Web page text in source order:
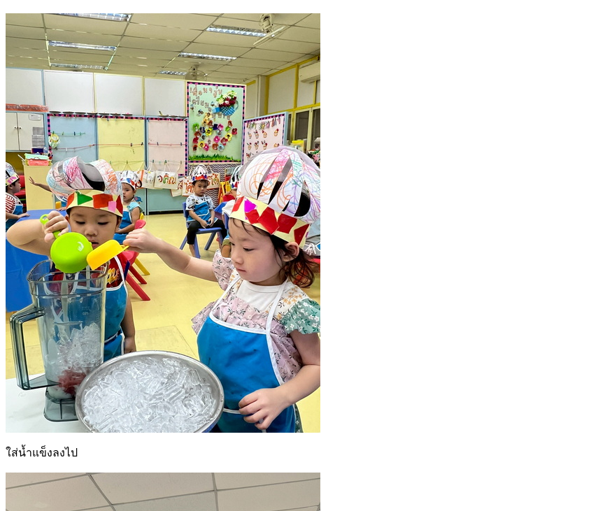
ใส่น้ำแข็งลงไป